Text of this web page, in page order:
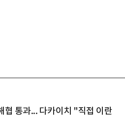
협 통과... 다카이치 "직접 이란